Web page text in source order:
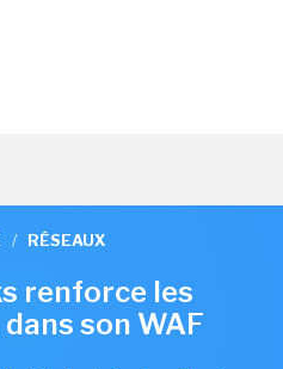
/ RÉSEAUX
renforce les
son WAF